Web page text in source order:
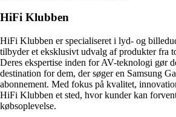
HiFi Klubben
HiFi Klubben er specialiseret i lyd- og
tilbyder et eksklusivt udvalg af produkter fra
Deres ekspertise inden for AV-teknologi gør
destination for dem, der søger en Samsung
abonnement. Med fokus på kvalitet,
HiFi Klubben et sted, hvor kunder kan
købsoplevelse.